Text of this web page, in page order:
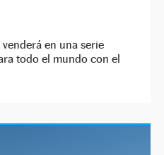
en una serie
todo el mundo con el